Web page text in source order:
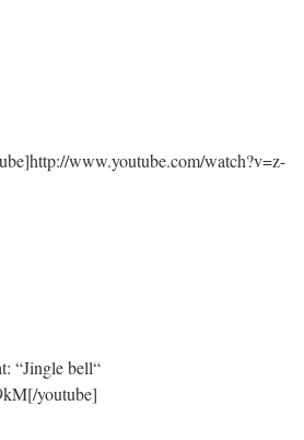
www.youtube.com/watch?v=z-
“Jingle bell“
youtube]